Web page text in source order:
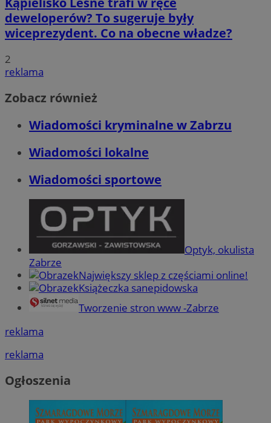
deweloperów? To sugeruje były
wiceprezydent. Co na obecne władze?
2
reklama
Zobacz również
Wiadomości kryminalne w Zabrzu
Wiadomości lokalne
Wiadomości sportowe
Optyk, okulista
Zabrze
Największy sklep z częściami online!
Książeczka sanepidowska
Tworzenie stron www -Zabrze
reklama
reklama
Ogłoszenia